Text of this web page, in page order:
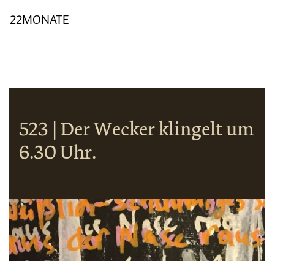
22MONATE
523 | Der Wecker klingelt um
6.30 Uhr.